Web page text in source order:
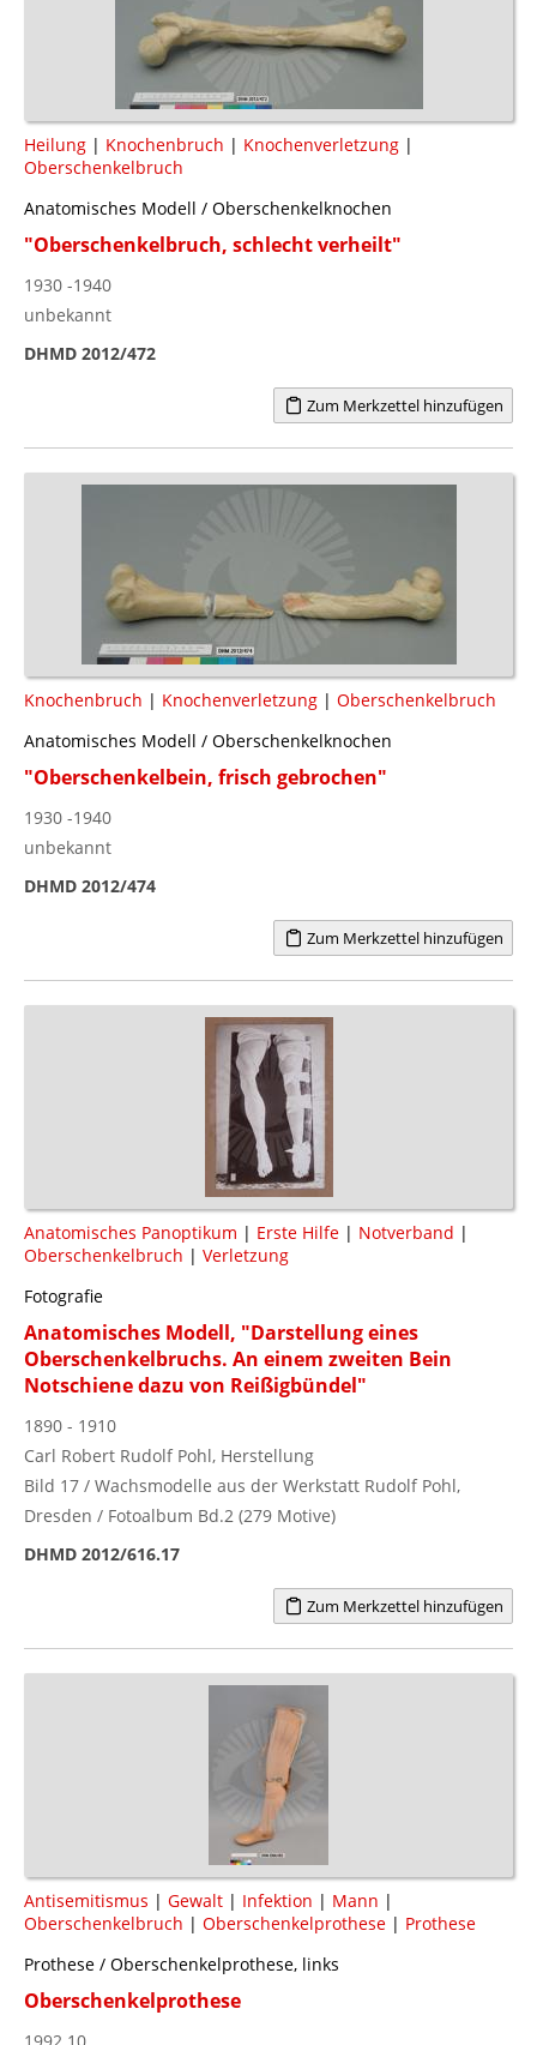
Heilung | Knochenbruch | Knochenverletzung |
Oberschenkelbruch
Anatomisches Modell / Oberschenkelknochen
"Oberschenkelbruch, schlecht verheilt"
1930 -1940
unbekannt
DHMD 2012/472
Zum Merkzettel hinzufügen
Knochenbruch | Knochenverletzung | Oberschenkelbruch
Anatomisches Modell / Oberschenkelknochen
"Oberschenkelbein, frisch gebrochen"
1930 -1940
unbekannt
DHMD 2012/474
Zum Merkzettel hinzufügen
Anatomisches Panoptikum | Erste Hilfe | Notverband |
Oberschenkelbruch | Verletzung
Fotografie
Anatomisches Modell, "Darstellung eines
Oberschenkelbruchs. An einem zweiten Bein
Notschiene dazu von Reißigbündel"
1890 - 1910
Carl Robert Rudolf Pohl, Herstellung
Bild 17 / Wachsmodelle aus der Werkstatt Rudolf Pohl,
Dresden / Fotoalbum Bd.2 (279 Motive)
DHMD 2012/616.17
Zum Merkzettel hinzufügen
Antisemitismus | Gewalt | Infektion | Mann |
Oberschenkelbruch | Oberschenkelprothese | Prothese
Prothese / Oberschenkelprothese, links
Oberschenkelprothese